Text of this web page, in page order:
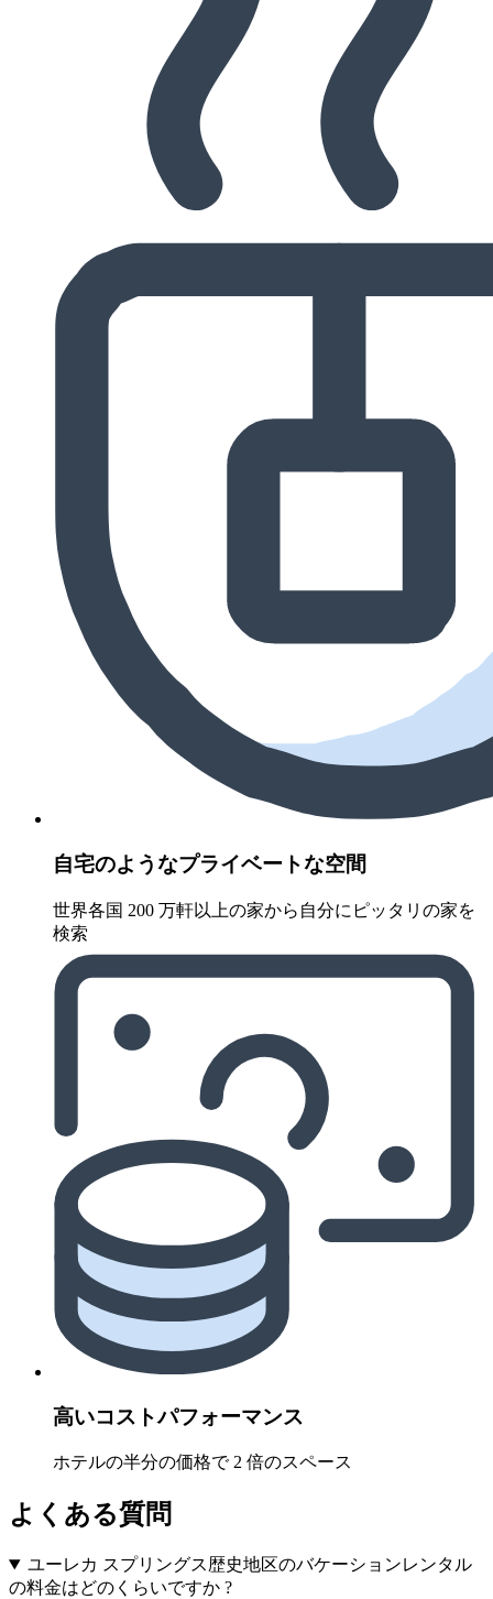
自宅のようなプライベートな空間
世界各国 200 万軒以上の家から自分にピッタリの家を
検索
高いコストパフォーマンス
ホテルの半分の価格で 2 倍のスペース
よくある質問
ユーレカ スプリングス歴史地区のバケーションレンタル
の料金はどのくらいですか ?